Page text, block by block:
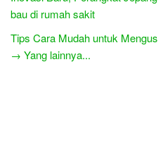
bau di rumah sakit
Tips Cara Mudah untuk
→ Yang lainnya...